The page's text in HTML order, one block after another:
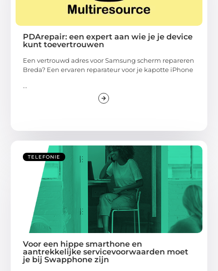
PDArepair: een expert aan wie je je device
kunt toevertrouwen
Een vertrouwd adres voor Samsung scherm repareren
Breda? Een ervaren reparateur voor je kapotte iPhone
...
TELEFONIE
Voor een hippe smarthone en
aantrekkelijke servicevoorwaarden moet
je bij Swapphone zijn